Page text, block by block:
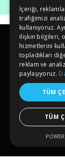
Maksimum
Copyright©
İçeriği,
trafiğimizi
kullanıyoruz.
ilişkin bilgileri,
hizmetlerini
topladıkları
reklam ve
paylaşıyoruz.
TÜM
TÜM